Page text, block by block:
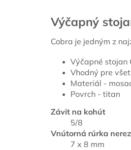
Výčapný
Cobra je jedným z
Výčapné stojan
Vhodný pre
Materiál -
Povrch - titan
Závit na kohút
5/8
Vnútorná rúrka nerez
7 x 8 mm